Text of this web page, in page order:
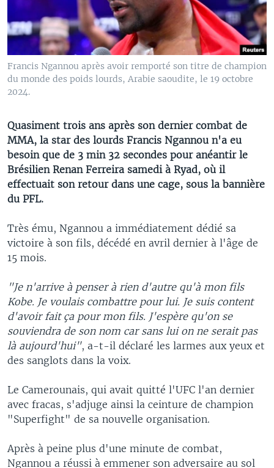
Francis Ngannou après avoir remporté son titre de champion
du monde des poids lourds, Arabie saoudite, le 19 octobre
2024.
Quasiment trois ans après son dernier combat de
MMA, la star des lourds Francis Ngannou n'a eu
besoin que de 3 min 32 secondes pour anéantir le
Brésilien Renan Ferreira samedi à Ryad, où il
effectuait son retour dans une cage, sous la bannière
du PFL.
Très ému, Ngannou a immédiatement dédié sa
victoire à son fils, décédé en avril dernier à l'âge de
15 mois.
"Je n'arrive à penser à rien d'autre qu'à mon fils
Kobe. Je voulais combattre pour lui. Je suis content
d'avoir fait ça pour mon fils. J'espère qu'on se
souviendra de son nom car sans lui on ne serait pas
là aujourd'hui", a-t-il déclaré les larmes aux yeux et
des sanglots dans la voix.
Le Camerounais, qui avait quitté l'UFC l'an dernier
avec fracas, s'adjuge ainsi la ceinture de champion
"Superfight" de sa nouvelle organisation.
Après à peine plus d'une minute de combat,
Ngannou a réussi à emmener son adversaire au sol